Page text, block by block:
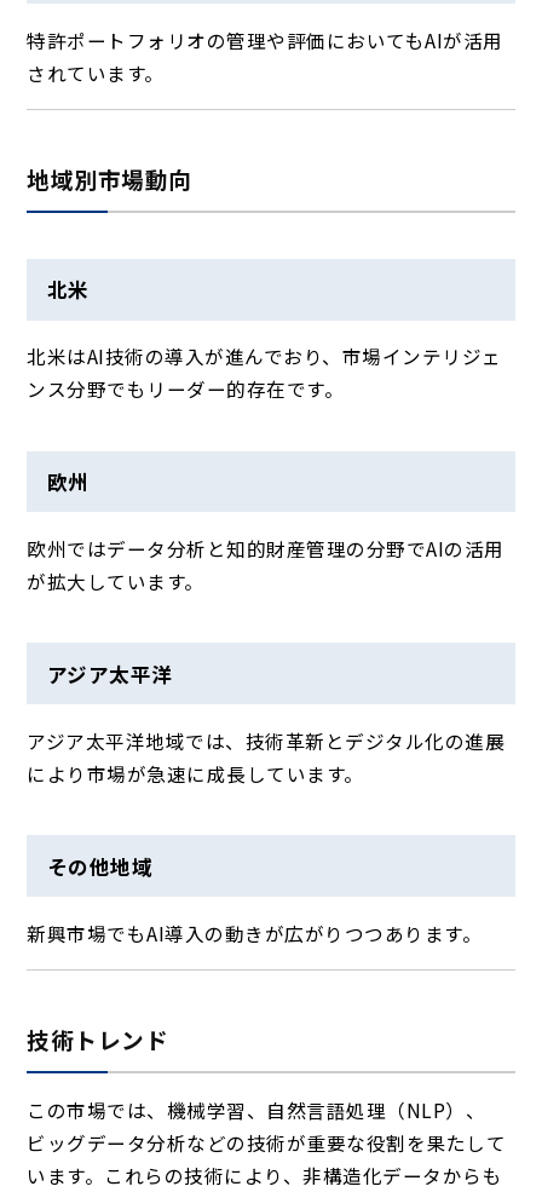
特許ポートフォリオの管理や評価においてもAIが活用
されています。
地域別市場動向
北米
北米はAI技術の導入が進んでおり、市場インテリジェ
ンス分野でもリーダー的存在です。
欧州
欧州ではデータ分析と知的財産管理の分野でAIの活用
が拡大しています。
アジア太平洋
アジア太平洋地域では、技術革新とデジタル化の進展
により市場が急速に成長しています。
その他地域
新興市場でもAI導入の動きが広がりつつあります。
技術トレンド
この市場では、機械学習、自然言語処理（NLP）、
ビッグデータ分析などの技術が重要な役割を果たして
います。これらの技術により、非構造化データからも